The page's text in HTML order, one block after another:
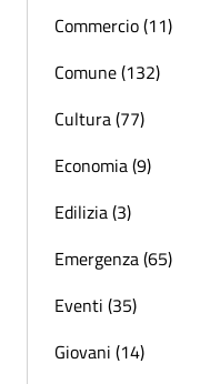
Commercio (11)
Comune (132)
Cultura (77)
Economia (9)
Edilizia (3)
Emergenza (65)
Eventi (35)
Giovani (14)